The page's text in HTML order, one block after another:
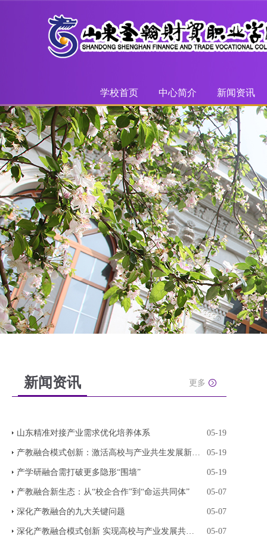
学校首页 中心简介 新闻资讯
新闻资讯 更多
山东精准对接产业需求优化培养体系 05-19
产教融合模式创新：激活高校与产业共生发展新动能 05-19
产学研融合需打破更多隐形“围墙” 05-19
产教融合新生态：从“校企合作”到“命运共同体” 05-07
深化产教融合的九大关键问题 05-07
深化产教融合模式创新 实现高校与产业发展共生共 05-07